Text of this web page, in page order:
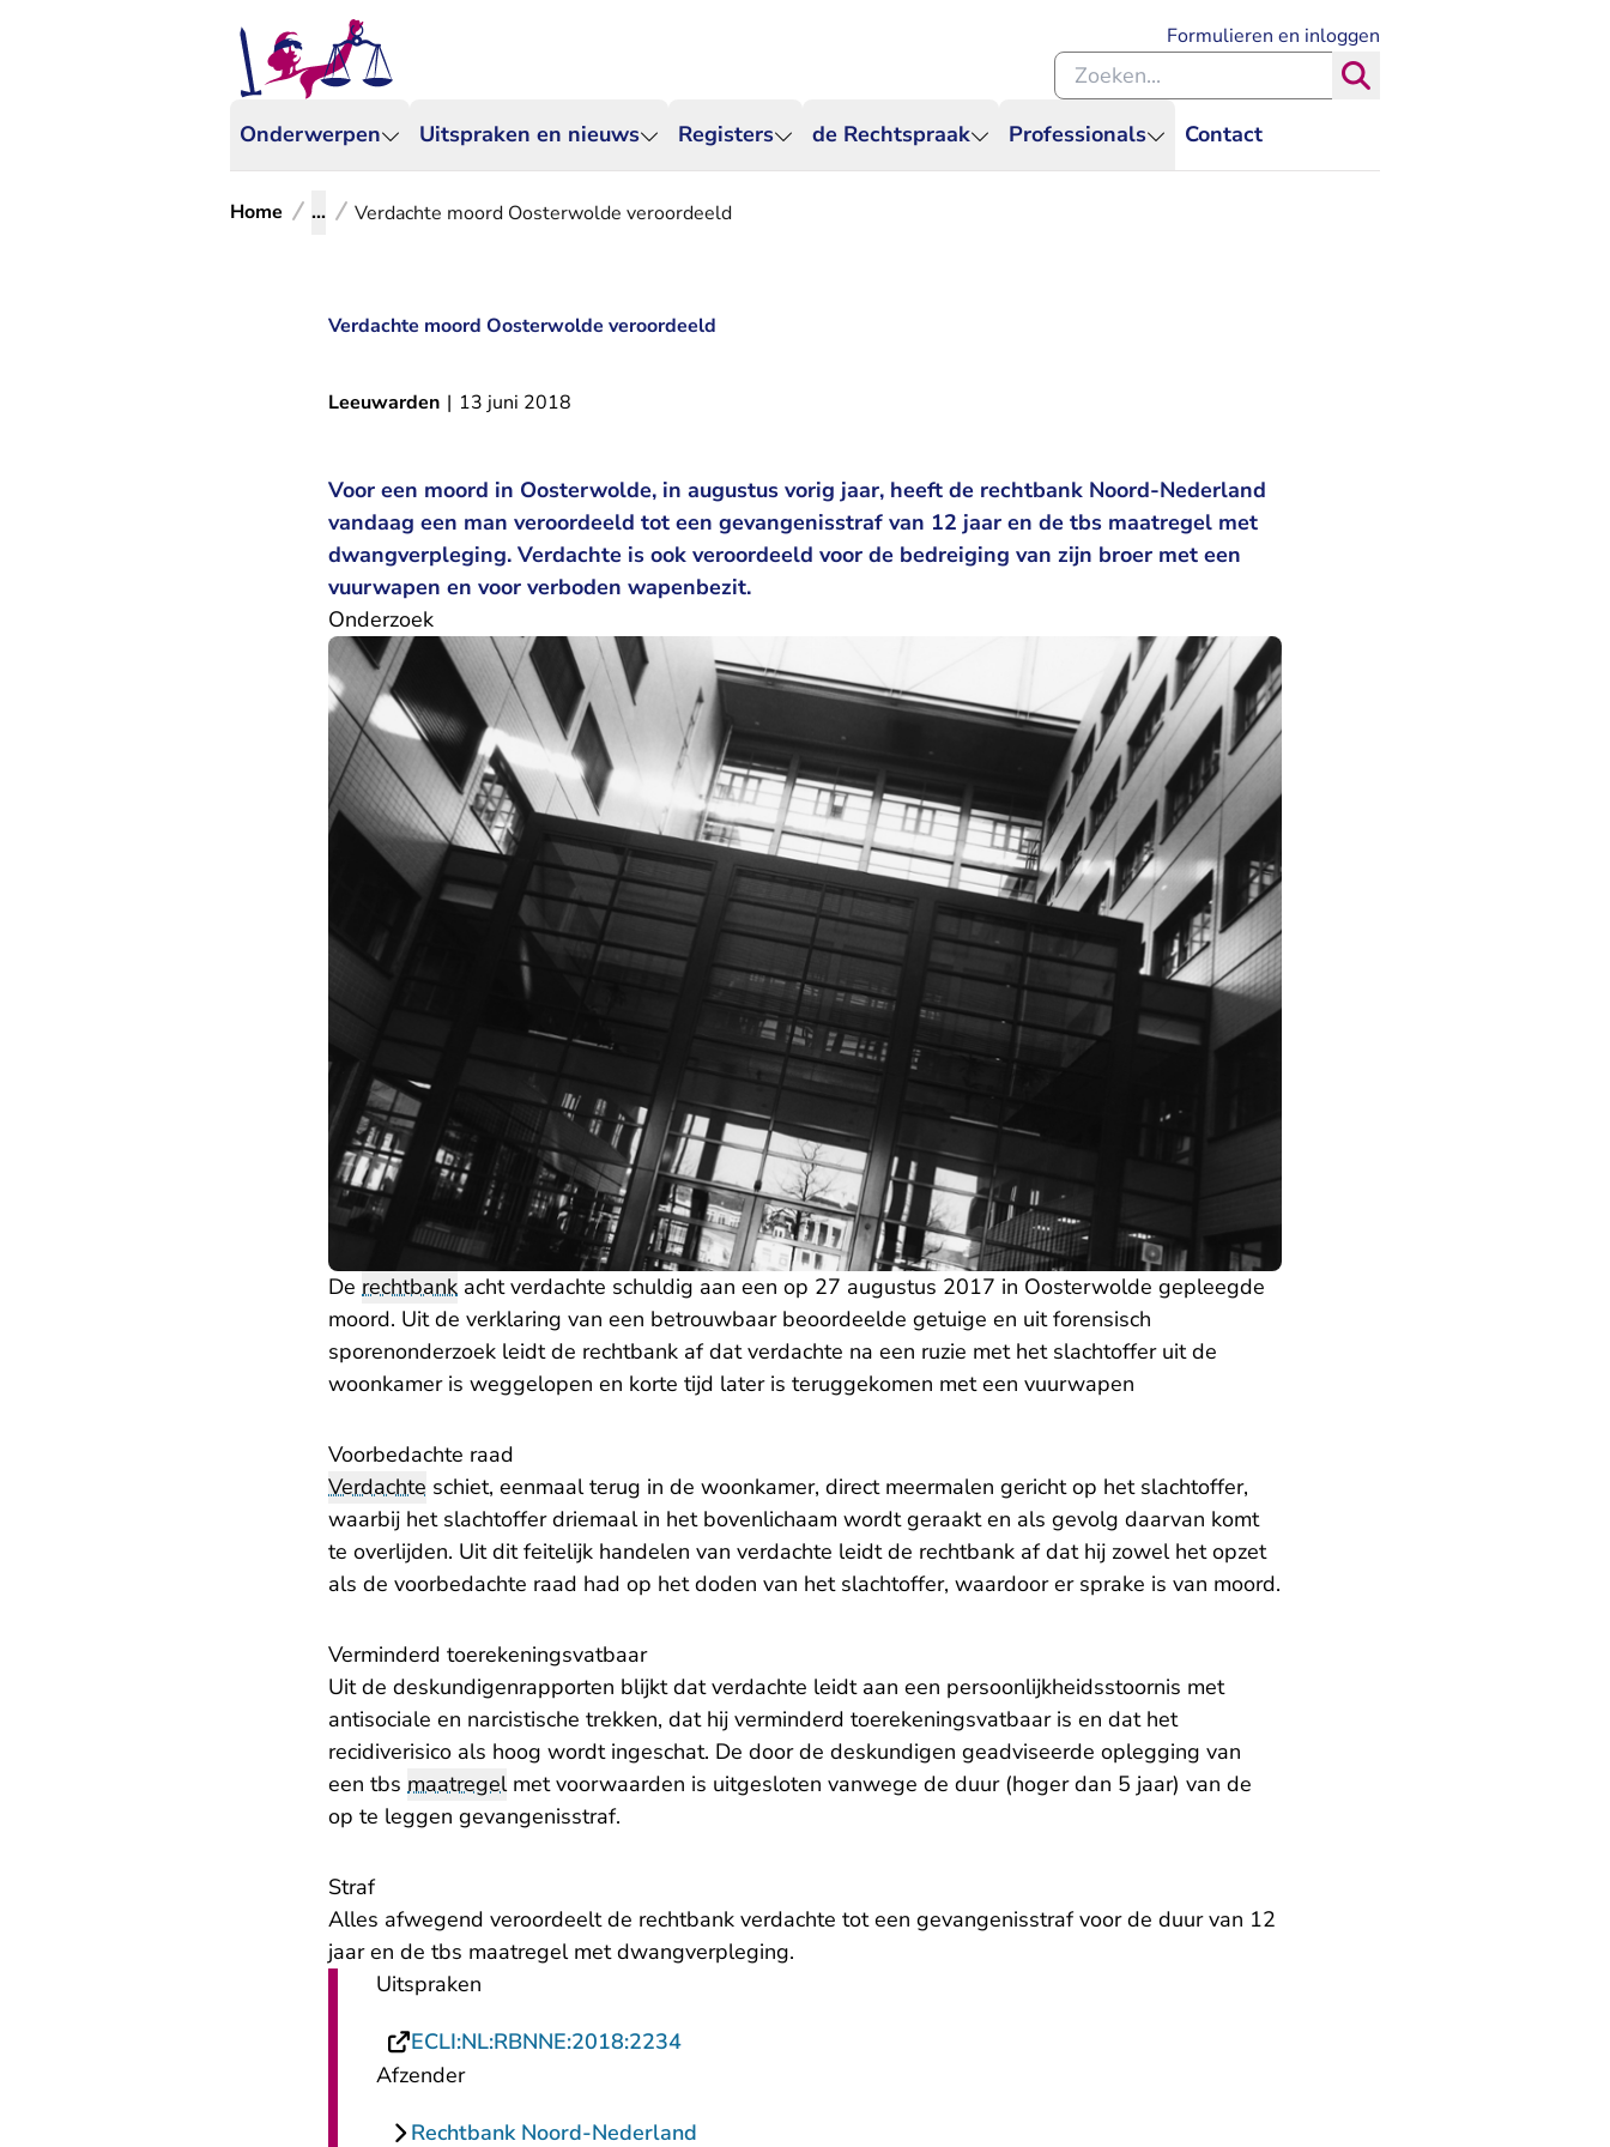
Onderwerpen Uitspraken en nieuws Registers de Rechtspraak Professionals Contact
Formulieren en inloggen
Zoeken binnen de Rechtspraak
Home ... Verdachte moord Oosterwolde veroordeeld
Verdachte moord Oosterwolde veroordeeld
Leeuwarden | 13 juni 2018
Voor een moord in Oosterwolde, in augustus vorig jaar, heeft de rechtbank Noord-Nederland
vandaag een man veroordeeld tot een gevangenisstraf van 12 jaar en de tbs maatregel met
dwangverpleging. Verdachte is ook veroordeeld voor de bedreiging van zijn broer met een
vuurwapen en voor verboden wapenbezit.
Onderzoek
De rechtbank acht verdachte schuldig aan een op 27 augustus 2017 in Oosterwolde gepleegde
moord. Uit de verklaring van een betrouwbaar beoordeelde getuige en uit forensisch
sporenonderzoek leidt de rechtbank af dat verdachte na een ruzie met het slachtoffer uit de
woonkamer is weggelopen en korte tijd later is teruggekomen met een vuurwapen
Voorbedachte raad
Verdachte schiet, eenmaal terug in de woonkamer, direct meermalen gericht op het slachtoffer,
waarbij het slachtoffer driemaal in het bovenlichaam wordt geraakt en als gevolg daarvan komt
te overlijden. Uit dit feitelijk handelen van verdachte leidt de rechtbank af dat hij zowel het opzet
als de voorbedachte raad had op het doden van het slachtoffer, waardoor er sprake is van moord.
Verminderd toerekeningsvatbaar
Uit de deskundigenrapporten blijkt dat verdachte leidt aan een persoonlijkheidsstoornis met
antisociale en narcistische trekken, dat hij verminderd toerekeningsvatbaar is en dat het
recidiverisico als hoog wordt ingeschat. De door de deskundigen geadviseerde oplegging van
een tbs maatregelmet voorwaarden is uitgesloten vanwege de duur (hoger dan 5 jaar) van de
op te leggen gevangenisstraf.
Straf
Alles afwegend veroordeelt de rechtbank verdachte tot een gevangenisstraf voor de duur van 12
jaar en de tbs maatregel met dwangverpleging.
Uitspraken
ECLI:NL:RBNNE:2018:2234- U verlaat Rechtspraak.nl
Afzender
Rechtbank Noord-Nederland